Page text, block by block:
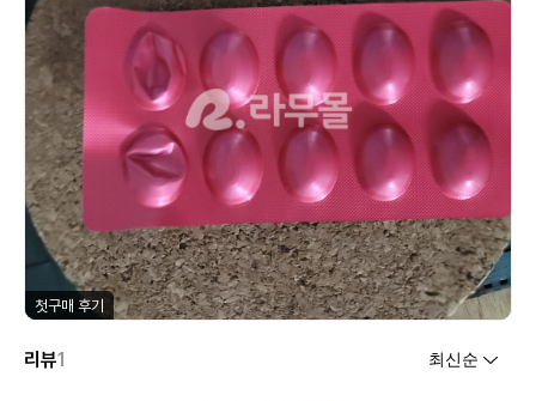
첫구매 후기
리뷰1